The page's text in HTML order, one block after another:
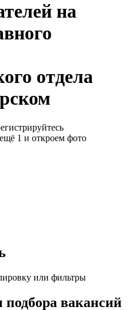
на
отдела
1 и откроем фото
или фильтры
вакансий